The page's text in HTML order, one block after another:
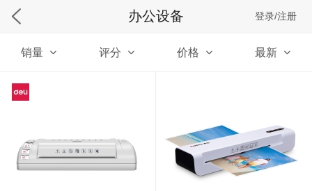
办公设备 登录/注册
销量 评分 价格 最新